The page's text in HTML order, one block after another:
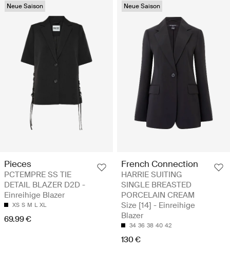
Neue Saison
Pieces
PCTEMPRE SS TIE
DETAIL BLAZER D2D -
Einreihige Blazer
XS S M L XL
69.99 €
Neue Saison
French Connection
HARRIE SUITING
SINGLE BREASTED
PORCELAIN CREAM
Size [14] - Einreihige
Blazer
34 36 38 40 42
130 €